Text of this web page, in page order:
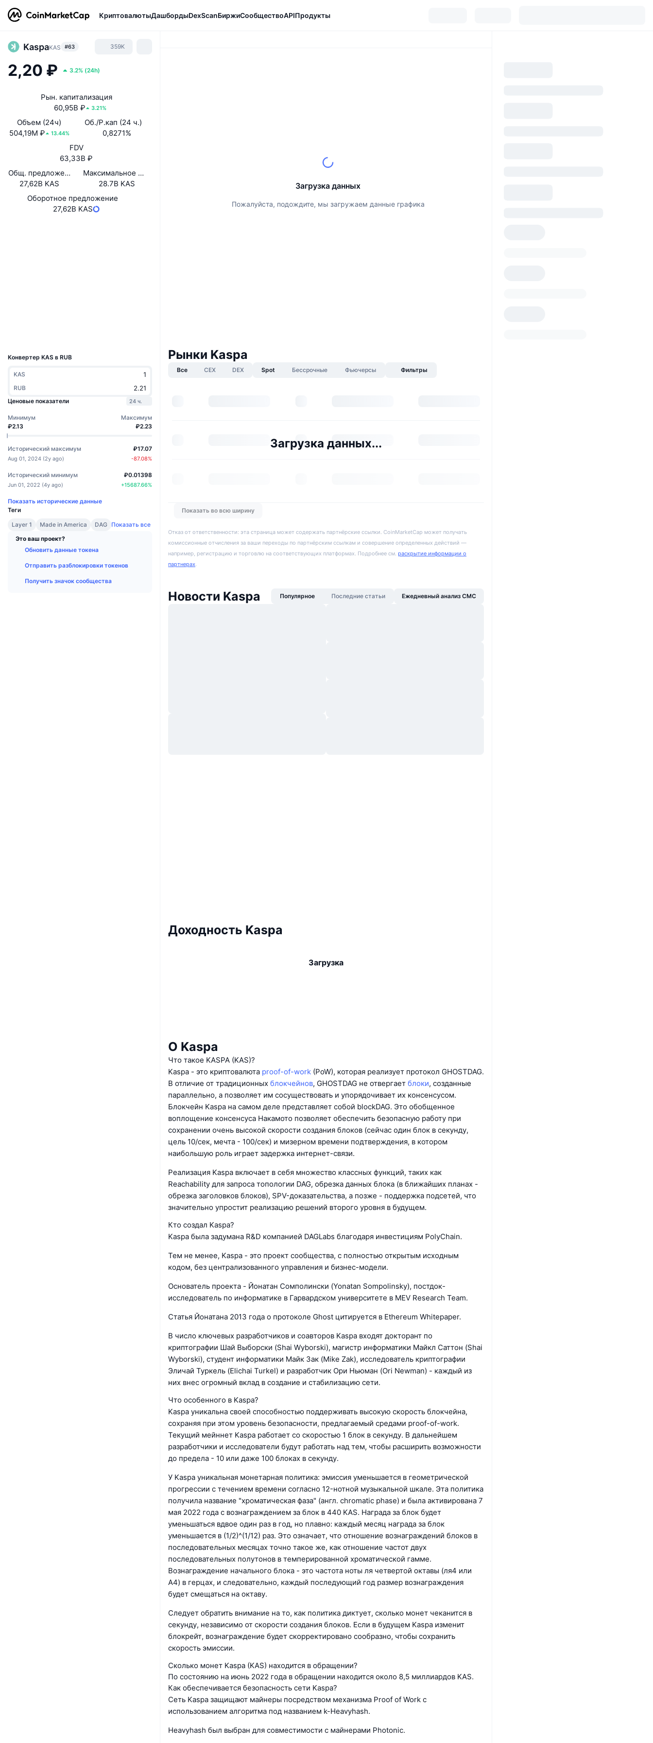
КриптовалютыДашбордыDexScanБиржиСообществоAPIПродукты
KaspaKAS #63 359K
2,20 ₽ 3.2% (24h)
Рын. капитализация
60,95B ₽
3.21%
Объем (24ч)
504,19M ₽
13.44%
Об./Р.кап (24 ч.)
0,8271%
FDV
63,33B ₽
Общ. предложение
27,62B KAS
Максимальное предложение
28.7B KAS
Оборотное предложение
27,62B KAS
Конвертер KAS в RUB
KAS
RUB
Ценовые показатели
24 ч.
Минимум
₽2.13
Максимум
₽2.23
Исторический максимум
Aug 01, 2024 (2y ago)
₽17.07
-87.08%
Исторический минимум
Jun 01, 2022 (4y ago)
₽0.01398
+15687.66%
Показать исторические данные
Теги
Layer 1
Made in America DAG Показать все
Это ваш проект?
Обновить данные токена
Отправить разблокировки токенов
Получить значок сообщества
Загрузка данных
Пожалуйста, подождите, мы загружаем данные графика
Рынки Kaspa
Все CEX DEX Spot Бессрочные Фьючерсы Фильтры
Загрузка данных...
Показать во всю ширину
Отказ от ответственности: эта страница может содержать партнёрские ссылки. CoinMarketCap может получать
комиссионные отчисления за ваши переходы по партнёрским ссылкам и совершение определенных действий —
например, регистрацию и торговлю на соответствующих платформах. Подробнее см. раскрытие информации о
партнерах.
Новости Kaspa Популярное Последние статьи Ежедневный анализ CMC
Доходность Kaspa
Загрузка
О Kaspa
Что такое KASPA (KAS)?
Kaspa - это криптовалюта proof-of-work (PoW), которая реализует протокол GHOSTDAG.
В отличие от традиционных блокчейнов, GHOSTDAG не отвергает блоки, созданные
параллельно, а позволяет им сосуществовать и упорядочивает их консенсусом.
Блокчейн Kaspa на самом деле представляет собой blockDAG. Это обобщенное
воплощение консенсуса Накамото позволяет обеспечить безопасную работу при
сохранении очень высокой скорости создания блоков (сейчас один блок в секунду,
цель 10/сек, мечта - 100/сек) и мизерном времени подтверждения, в котором
наибольшую роль играет задержка интернет-связи.
Реализация Kaspa включает в себя множество классных функций, таких как
Reachability для запроса топологии DAG, обрезка данных блока (в ближайших планах -
обрезка заголовков блоков), SPV-доказательства, а позже - поддержка подсетей, что
значительно упростит реализацию решений второго уровня в будущем.
Кто создал Kaspa?
Kaspa была задумана R&D компанией DAGLabs благодаря инвестициям PolyChain.
Тем не менее, Kaspa - это проект сообщества, с полностью открытым исходным
кодом, без централизованного управления и бизнес-модели.
Основатель проекта - Йонатан Сомполински (Yonatan Sompolinsky), постдок-
исследователь по информатике в Гарвардском университете в MEV Research Team.
Статья Йонатана 2013 года о протоколе Ghost цитируется в Ethereum Whitepaper.
В число ключевых разработчиков и соавторов Kaspa входят докторант по
криптографии Шай Выборски (Shai Wyborski), магистр информатики Майкл Саттон (Shai
Wyborski), студент информатики Майк Зак (Mike Zak), исследователь криптографии
Эличай Туркель (Elichai Turkel) и разработчик Ори Ньюман (Ori Newman) - каждый из
них внес огромный вклад в создание и стабилизацию сети.
Что особенного в Kaspa?
Kaspa уникальна своей способностью поддерживать высокую скорость блокчейна,
сохраняя при этом уровень безопасности, предлагаемый средами proof-of-work.
Текущий мейннет Kaspa работает со скоростью 1 блок в секунду. В дальнейшем
разработчики и исследователи будут работать над тем, чтобы расширить возможности
до предела - 10 или даже 100 блоках в секунду.
У Kaspa уникальная монетарная политика: эмиссия уменьшается в геометрической
прогрессии с течением времени согласно 12-нотной музыкальной шкале. Эта политика
получила название "хроматическая фаза" (англ. chromatic phase) и была активирована 7
мая 2022 года с вознаграждением за блок в 440 KAS. Награда за блок будет
уменьшаться вдвое один раз в год, но плавно: каждый месяц награда за блок
уменьшается в (1/2)^(1/12) раз. Это означает, что отношение вознаграждений блоков в
последовательных месяцах точно такое же, как отношение частот двух
последовательных полутонов в темперированной хроматической гамме.
Вознаграждение начального блока - это частота ноты ля четвертой октавы (ля4 или
A4) в герцах, и следовательно, каждый последующий год размер вознаграждения
будет смещаться на октаву.
Следует обратить внимание на то, как политика диктует, сколько монет чеканится в
секунду, независимо от скорости создания блоков. Если в будущем Kaspa изменит
блокрейт, вознаграждение будет скорректировано сообразно, чтобы сохранить
скорость эмиссии.
Сколько монет Kaspa (KAS) находится в обращении?
По состоянию на июнь 2022 года в обращении находится около 8,5 миллиардов KAS.
Как обеспечивается безопасность сети Kaspa?
Сеть Kaspa защищают майнеры посредством механизма Proof of Work с
использованием алгоритма под названием k-Heavyhash.
Heavyhash был выбран для совместимости с майнерами Photonic.